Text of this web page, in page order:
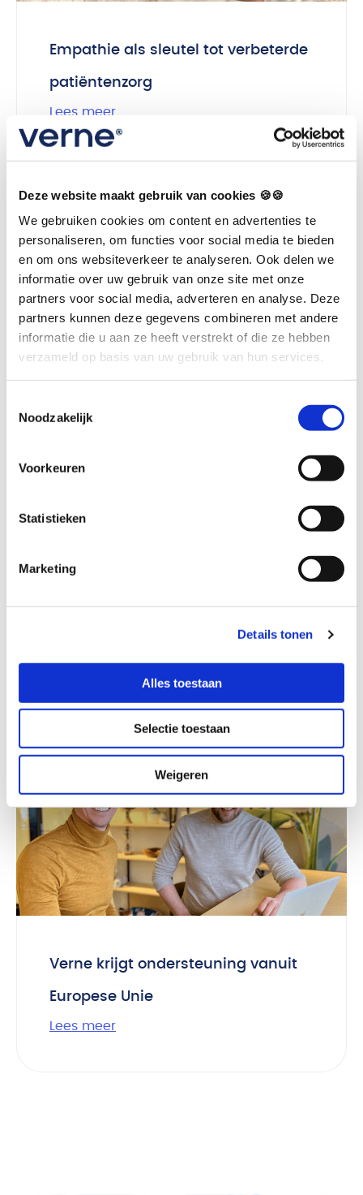
Deze website maakt gebruik van cookies 🍪🍪
We gebruiken cookies om content en advertenties te
personaliseren, om functies voor social media te bieden
en om ons websiteverkeer te analyseren. Ook delen we
informatie over uw gebruik van onze site met onze
partners voor social media, adverteren en analyse. Deze
partners kunnen deze gegevens combineren met andere
informatie die u aan ze heeft verstrekt of die ze hebben
verzameld op basis van uw gebruik van hun services.
Noodzakelijk
Voorkeuren
Statistieken
Marketing
Details tonen
Alles toestaan
Selectie toestaan
Weigeren
Empathie als sleutel tot verbeterde
patiëntenzorg
Lees meer
Lees meer
Verne krijgt ondersteuning vanuit
Europese Unie
Lees meer